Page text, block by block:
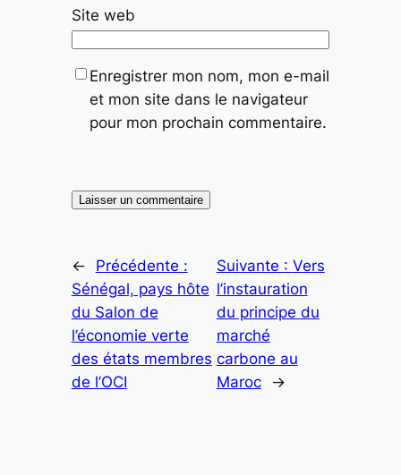
Site web
Enregistrer mon nom, mon e-mail
et mon site dans le navigateur
pour mon prochain commentaire.
←
Précédente :
Sénégal, pays hôte
du Salon de
l’économie verte
des états membres
de l’OCI
Suivante : Vers
l’instauration
du principe du
marché
carbone au
Maroc
→